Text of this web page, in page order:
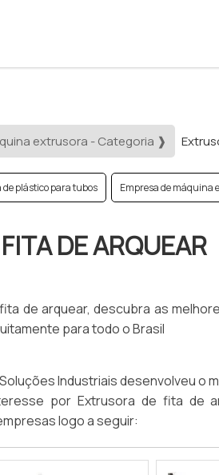
extrusora - Categoria ❱
de plástico para tubos Empresa de máquina
DE ARQUEAR
de arquear, descubra as
para todo o Brasil
Industriais desenvolveu o
por Extrusora de fita de
logo a seguir: